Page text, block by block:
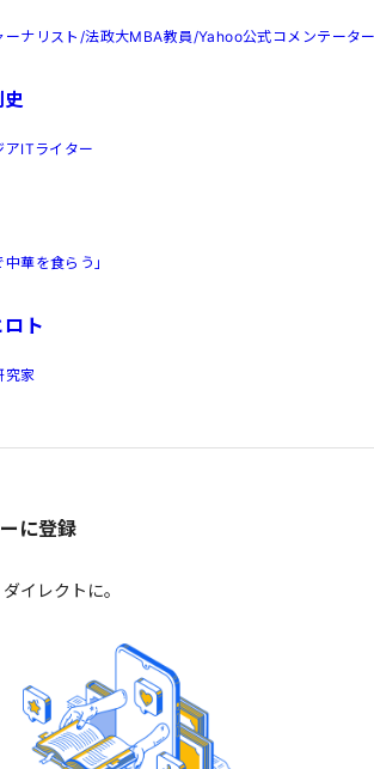
ーナリスト/法政大MBA教員/Yahoo公式コメンテータ
史
アITライター
中華を食らう」
ト
究家
に登録
イレクトに。